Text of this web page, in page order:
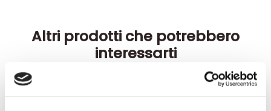
Altri prodotti che potrebbero
interessarti
-42%